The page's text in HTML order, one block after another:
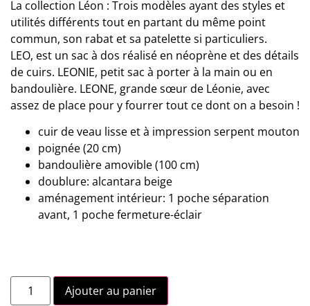
La collection Léon : Trois modèles ayant des styles et
utilités différents tout en partant du même point
commun, son rabat et sa patelette si particuliers.
LEO, est un sac à dos réalisé en néoprène et des détails
de cuirs. LEONIE, petit sac à porter à la main ou en
bandoulière. LEONE, grande sœur de Léonie, avec
assez de place pour y fourrer tout ce dont on a besoin !
cuir de veau lisse et à impression serpent mouton
poignée (20 cm)
bandoulière amovible (100 cm)
doublure: alcantara beige
aménagement intérieur: 1 poche séparation
avant, 1 poche fermeture-éclair
Ajouter au panier